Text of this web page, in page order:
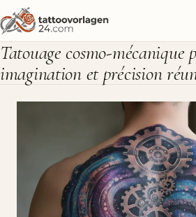
Tatouage cosmo-mécanique
imagination et précision